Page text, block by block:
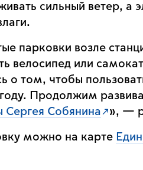
сильный ветер,
парковки возле
велосипед или
о том, чтобы
Продолжим
Собянина », —
можно на карте